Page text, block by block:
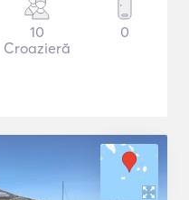
10
Croazieră
0